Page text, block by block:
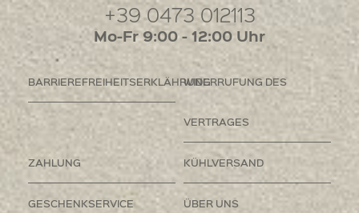
+39 0473 012113
Mo-Fr 9:00 - 12:00 Uhr
BARRIEREFREIHEITSERKLÄHRUNGWIDERRUFUNG DES
VERTRAGES
ZAHLUNG KÜHLVERSAND
GESCHENKSERVICE ÜBER UNS